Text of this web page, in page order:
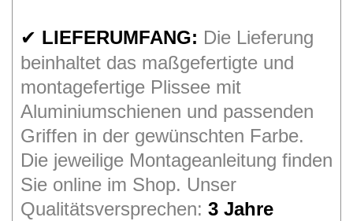
✔ LIEFERUMFANG: Die Lieferung
beinhaltet das maßgefertigte und
montagefertige Plissee mit
Aluminiumschienen und passenden
Griffen in der gewünschten Farbe.
Die jeweilige Montageanleitung finden
Sie online im Shop. Unser
Qualitätsversprechen: 3 Jahre